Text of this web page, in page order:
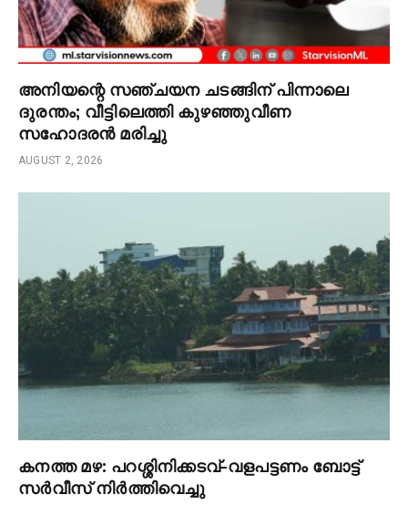
അനിയന്റെ സഞ്ചയന ചടങ്ങിന് പിന്നാലെ
ദുരന്തം; വീട്ടിലെത്തി കുഴഞ്ഞുവീണ
സഹോദരൻ മരിച്ചു
AUGUST 2, 2026
കനത്ത മഴ: പറശ്ശിനിക്കടവ്–വളപട്ടണം ബോട്ട്
സർവീസ് നിർത്തിവെച്ചു